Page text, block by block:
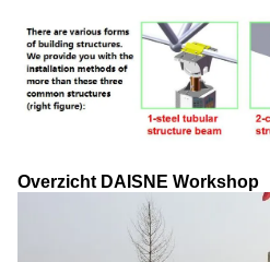
Overzicht DAISNE Workshop